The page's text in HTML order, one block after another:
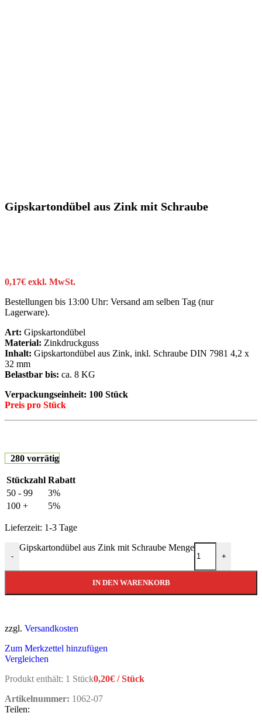
Gipskartondübel aus Zink mit Schraube
0,17€ exkl. MwSt.
Bestellungen bis 13:00 Uhr: Versand am selben Tag (nur
Lagerware).
Art: Gipskartondübel
Material: Zinkdruckguss
Inhalt: Gipskartondübel aus Zink, inkl. Schraube DIN 7981 4,2 x
32 mm
Belastbar bis: ca. 8 KG
Verpackungseinheit: 100 Stück
Preis pro Stück
280 vorrätig
Stückzahl Rabatt
50 - 99
3%
100 +
5%
Lieferzeit: 1-3 Tage
-
Gipskartondübel aus Zink mit Schraube Menge
+
IN DEN WARENKORB
zzgl. Versandkosten
Zum Merkzettel hinzufügen
Vergleichen
Produkt enthält: 1 Stück0,20€ /Stück
Artikelnummer: 1062-07
Teilen: